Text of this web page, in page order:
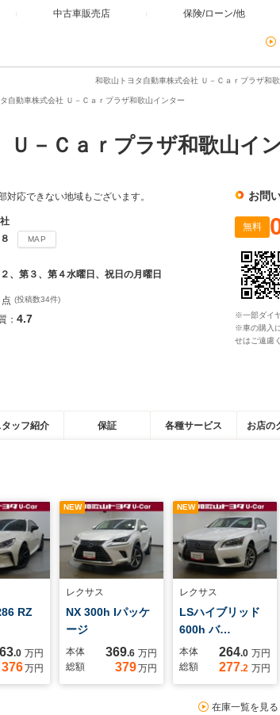
中古車販売店 保険/ローン/他
和歌山トヨタ自動車株式会社 Ｕ－Ｃａｒプラザ和
自動車株式会社 Ｕ－Ｃａｒプラザ和歌山インター
－Ｃａｒプラザ和歌山イ
応できない地域もございます。
MAP
、第３、第４水曜日、祝日の月曜日
点 (投稿数34件)
： 4.7
お問
無料
※一部ダイ
※車の購入
せはご遠慮
タッフ紹介 保証 各種サービス お店の
RZ
.0 万円
376万円
NEW
レクサス
NX 300h Iパッケ
ージ
本体 369.6 万円
総額
379万円
NEW
レクサス
LSハイブリッド
600h バ…
本体 264.0 万円
総額
277.2 万円
在庫一覧を見る